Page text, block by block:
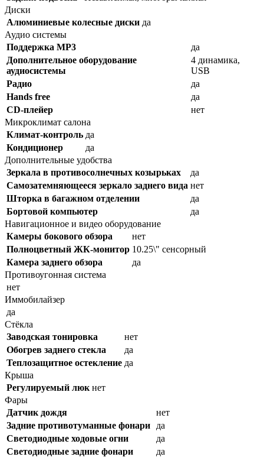
Диски
Алюминиевые колесные диски да
Аудио системы
Поддержка MP3
да
Дополнительное оборудование
аудиосистемы
4 динамика,
USB
Радио
да
Hands free
да
CD-плейер
нет
Микроклимат салона
Климат-контроль да
Кондиционер
да
Дополнительные удобства
Зеркала в противосолнечных козырьках
да
Самозатемняющееся зеркало заднего вида нет
Шторка в багажном отделении
да
Бортовой компьютер
да
Навигационное и видео оборудование
Камеры бокового обзора
нет
Полноцветный ЖК-монитор 10.25\" сенсорный
Камера заднего обзора
да
Противоугонная система
нет
Иммобилайзер
да
Стёкла
Заводская тонировка
нет
Обогрев заднего стекла
да
Теплозащитное остекление да
Крыша
Регулируемый люк нет
Фары
Датчик дождя
нет
Задние противотуманные фонари
да
Светодиодные ходовые огни
да
Cветодиодные задние фонари
да